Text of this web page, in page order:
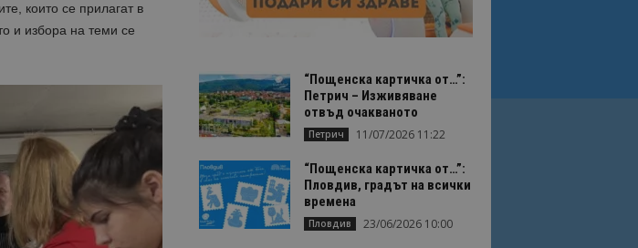
които се прилагат в
и избора на теми се
“Пощенска картичка от…”:
Петрич – Изживяване
отвъд очакваното
Петрич 11/07/2026 11:22
“Пощенска картичка от…”:
Пловдив, градът на всички
времена
Пловдив 23/06/2026 10:00